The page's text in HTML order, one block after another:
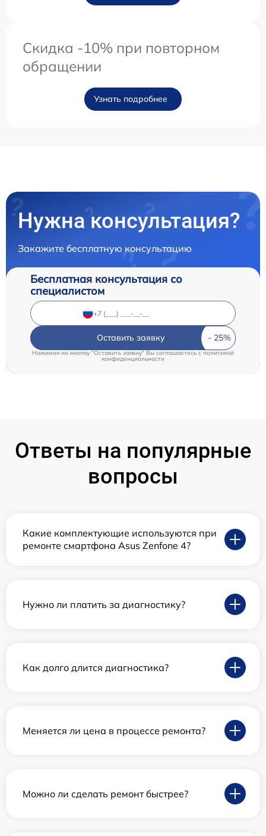
Скидка -10% при повторном
обращении
Узнать подробнее
Нужна консультация?
Закажите бесплатную консультацию
Бесплатная консультация со
специалистом
Оставить заявку
Нажимая на кнопку "Оставить заявку" Вы соглашаетесь c политикой
конфиденциальности
Ответы на популярные
вопросы
Какие комплектующие используются при
ремонте смартфона Asus Zenfone 4?
Нужно ли платить за диагностику?
Как долго длится диагностика?
Меняется ли цена в процессе ремонта?
Можно ли сделать ремонт быстрее?